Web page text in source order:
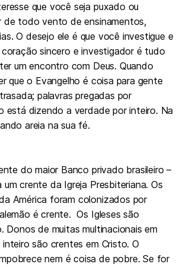
que você seja puxado ou
de todo vento de ensinamentos,
O desejo ele é que você investigue e
sincero e investigador é tudo
um encontro com Deus. Quando
que o Evangelho é coisa para gente
palavras pregadas por
está dizendo a verdade por inteiro. Na
areia na sua fé.
do maior Banco privado brasileiro –
um crente da Igreja Presbiteriana. Os
América foram colonizados por
é crente. Os Igleses são
Donos de muitas multinacionais em
são crentes em Cristo. O
nem é coisa de pobre. Se for